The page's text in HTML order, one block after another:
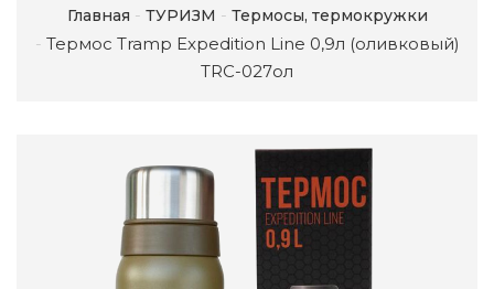
Главная ТУРИЗМ Термосы, термокружки
Термос Tramp Expedition Line 0,9л (оливковый)
TRC-027ол